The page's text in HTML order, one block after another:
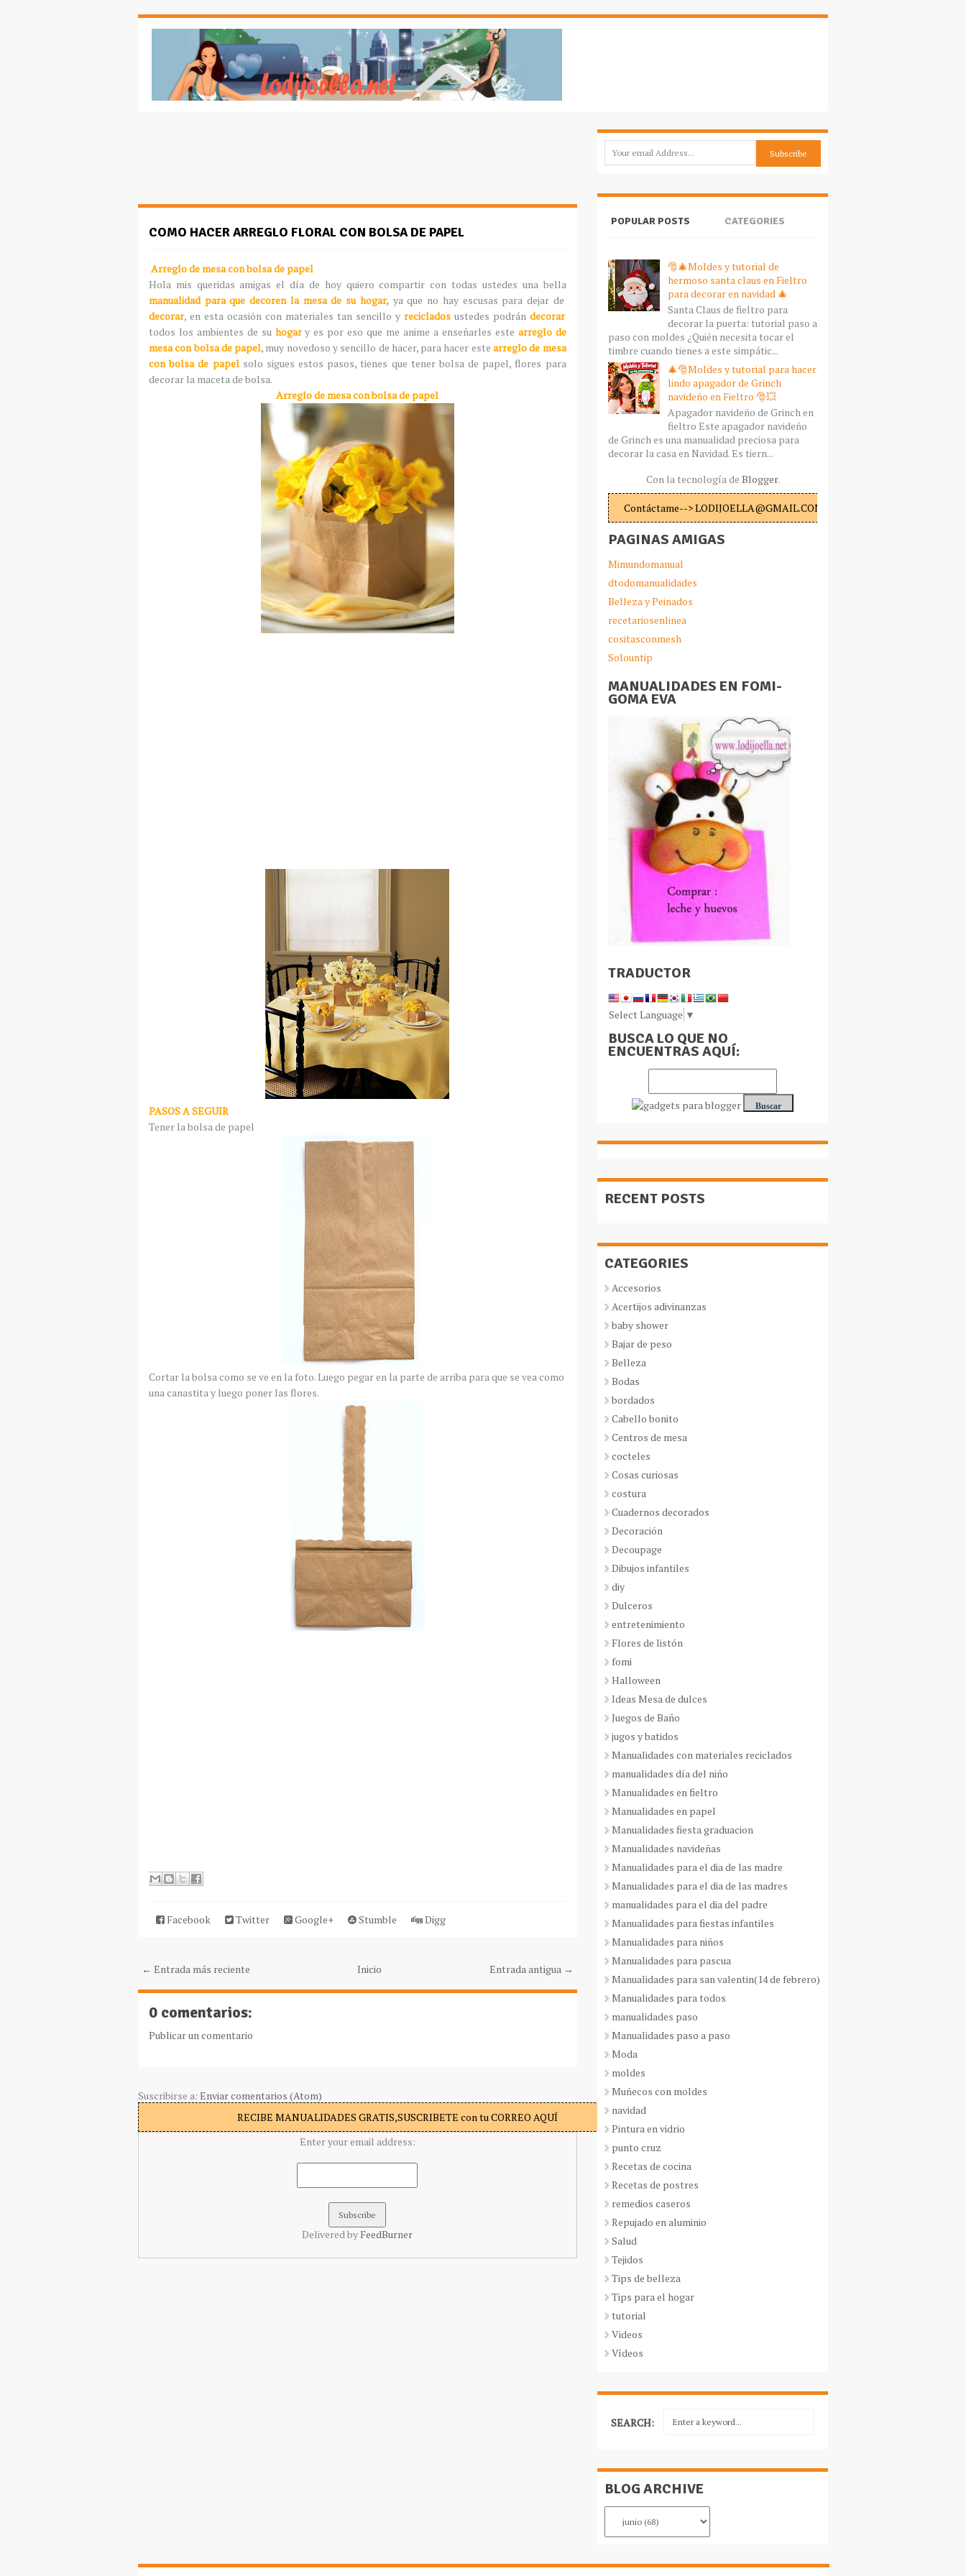
COMO HACER ARREGLO FLORAL CON BOLSA DE PAPEL
Arreglo de mesa con bolsa de papel
Hola mis queridas amigas el día de hoy quiero compartir con todas ustedes una bella
manualidad para que decoren la mesa de su hogar,ya que no hay escusas para dejar de
decorar, en esta ocasión con materiales tan sencillo y recicladosustedes podrán decorar
todos los ambientes de su hogary es por eso que me anime a enseñarles este arreglo de
mesa con bolsa de papel, muy novedoso y sencillo de hacer, para hacer este arreglo de mesa
con bolsa de papel solo sigues estos pasos, tienes que tener bolsa de papel, flores para
decorar la maceta de bolsa.
Arreglo de mesa con bolsa de papel
PASOS A SEGUIR
Tener la bolsa de papel
Cortar la bolsa como se ve en la foto. Luego pegar en la parte de arriba para que se vea como
una canastita y luego poner las flores.
Facebook Twitter Google+ Stumble Digg
← Entrada más reciente Entrada antigua →
Inicio
0 comentarios:
Publicar un comentario
Suscribirse a: Enviar comentarios (Atom)
RECIBE MANUALIDADES GRATIS,SUSCRIBETE con tu CORREO AQUÍ
Enter your email address:
Delivered by FeedBurner
POPULAR POSTS CATEGORIES
🎅🎄Moldes y tutorial de
hermoso santa claus en Fieltro
para decorar en navidad 🎄
Santa Claus de fieltro para
decorar la puerta: tutorial paso a
paso con moldes ¿Quién necesita tocar el
timbre cuando tienes a este simpátic...
🎄🎅Moldes y tutorial para hacer
lindo apagador de Grinch
navideño en Fieltro 🎅💥
Apagador navideño de Grinch en
fieltro Este apagador navideño
de Grinch es una manualidad preciosa para
decorar la casa en Navidad. Es tiern...
Con la tecnología de Blogger.
Contáctame--> LODIJOELLA@GMAIL.COM
PAGINAS AMIGAS
Mimundomanual
dtodomanualidades
Belleza y Peinados
recetariosenlinea
cositasconmesh
Solountip
MANUALIDADES EN FOMI-
GOMA EVA
TRADUCTOR
Select Language ▼
BUSCA LO QUE NO
ENCUENTRAS AQUÍ:
RECENT POSTS
CATEGORIES
Accesorios
Acertijos adivinanzas
baby shower
Bajar de peso
Belleza
Bodas
bordados
Cabello bonito
Centros de mesa
cocteles
Cosas curiosas
costura
Cuadernos decorados
Decoración
Decoupage
Dibujos infantiles
diy
Dulceros
entretenimiento
Flores de listón
fomi
Halloween
Ideas Mesa de dulces
Juegos de Baño
jugos y batidos
Manualidades con materiales reciclados
manualidades día del niño
Manualidades en fieltro
Manualidades en papel
Manualidades fiesta graduacion
Manualidades navideñas
Manualidades para el dia de las madre
Manualidades para el dia de las madres
manualidades para el dia del padre
Manualidades para fiestas infantiles
Manualidades para niños
Manualidades para pascua
Manualidades para san valentin(14 de febrero)
Manualidades para todos
manualidades paso
Manualidades paso a paso
Moda
moldes
Muñecos con moldes
navidad
Pintura en vidrio
punto cruz
Recetas de cocina
Recetas de postres
remedios caseros
Repujado en aluminio
Salud
Tejidos
Tips de belleza
Tips para el hogar
tutorial
Videos
Vídeos
SEARCH:
BLOG ARCHIVE